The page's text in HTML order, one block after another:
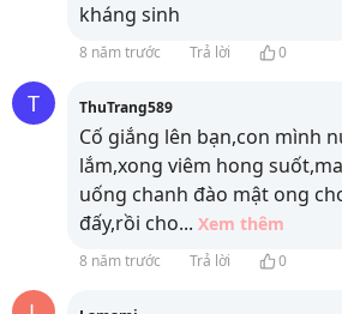
kháng sinh
8 năm trước Trả lời 0
T ThuTrang589
Cố giắng lên bạn,con mình
lắm,xong viêm hong
uống chanh đào mật ong
đấy,rồi cho... Xem thêm
8 năm trước Trả lời 0